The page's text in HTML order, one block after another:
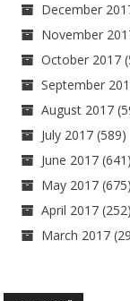
December
November
October 2017
September
August 2017
July 2017 (589)
June 2017 (641)
May 2017 (675)
April 2017 (252)
March 2017